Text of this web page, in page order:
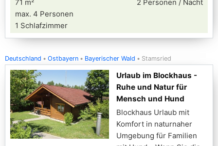
71 m²
max. 4 Personen
1 Schlafzimmer
2 Personen / Nacht
Deutschland Ostbayern Bayerischer Wald Stamsried
Urlaub im Blockhaus -
Ruhe und Natur für
Mensch und Hund
Blockhaus Urlaub mit
Komfort in naturnaher
Umgebung für Familien